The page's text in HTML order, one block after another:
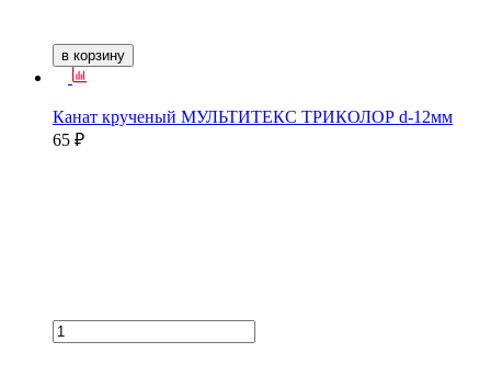
в корзину
Канат крученый МУЛЬТИТЕКС ТРИКОЛОР d-12мм
65 ₽